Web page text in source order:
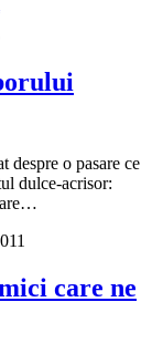
o pasare ce
dulce-acrisor:
care ne